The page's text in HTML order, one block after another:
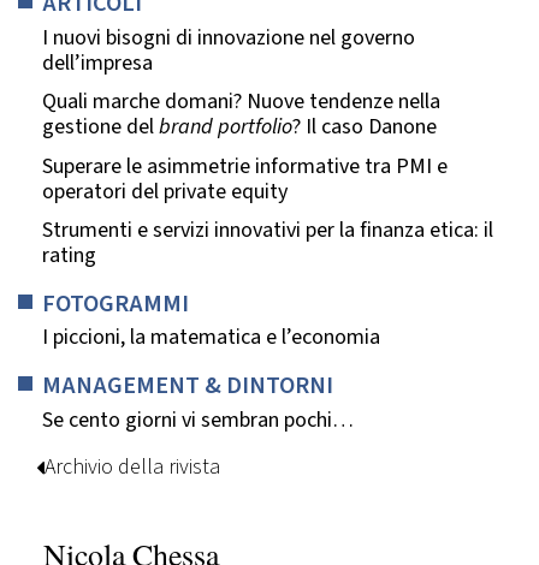
I nuovi bisogni di innovazione nel governo
dell’impresa
Quali marche domani? Nuove tendenze nella
gestione delbrand portfolio? Il caso Danone
Superare le asimmetrie informative tra PMI e
operatori del private equity
Strumenti e servizi innovativi per la finanza etica: il
rating
FOTOGRAMMI
I piccioni, la matematica e l’economia
MANAGEMENT & DINTORNI
Se cento giorni vi sembran pochi…
Archivio della rivista
Nicola Chessa